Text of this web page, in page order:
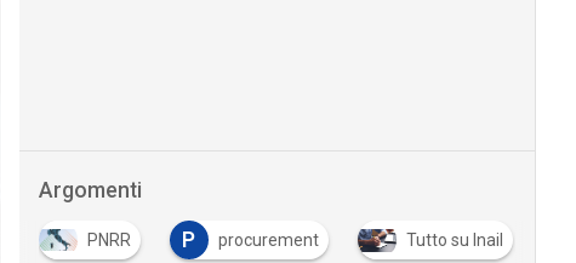
Argomenti
PNRR P procurement Tutto su Inail